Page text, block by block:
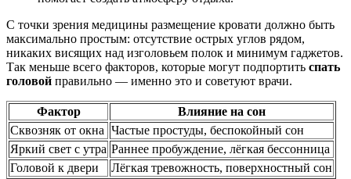
С точки зрения медицины размещение кровати должно быть
максимально простым: отсутствие острых углов рядом,
никаких висящих над изголовьем полок и минимум гаджетов.
Так меньше всего факторов, которые могут подпортить спать
головой правильно — именно это и советуют врачи.
Фактор
Влияние на сон
Сквозняк от окна Частые простуды, беспокойный сон
Яркий свет с утра Раннее пробуждение, лёгкая бессонница
Головой к двери
Лёгкая тревожность, поверхностный сон